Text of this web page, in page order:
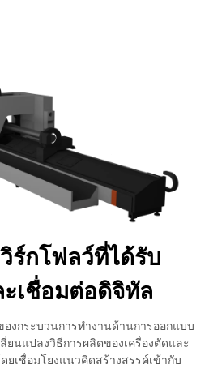
ร์กโฟลว์ที่ได้รับ
เชื่อมต่อดิจิทัล
องกระบวนการทำงานด้านการออกแบบ
ยนแปลงวิธีการผลิตของเครื่องตัดและ
ยเชื่อมโยงแนวคิดสร้างสรรค์เข้ากับ